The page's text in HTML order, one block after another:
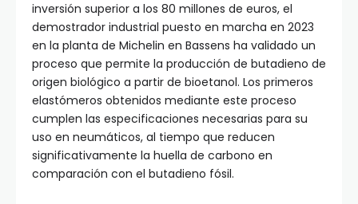
inversión superior a los 80 millones de euros, el
demostrador industrial puesto en marcha en 2023
en la planta de Michelin en Bassens ha validado un
proceso que permite la producción de butadieno de
origen biológico a partir de bioetanol. Los primeros
elastómeros obtenidos mediante este proceso
cumplen las especificaciones necesarias para su
uso en neumáticos, al tiempo que reducen
significativamente la huella de carbono en
comparación con el butadieno fósil.